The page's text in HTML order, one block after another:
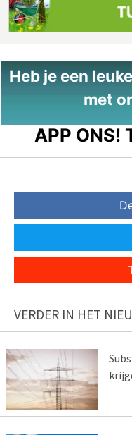
Heb je een
met
APP ONS!
VERDER IN HET